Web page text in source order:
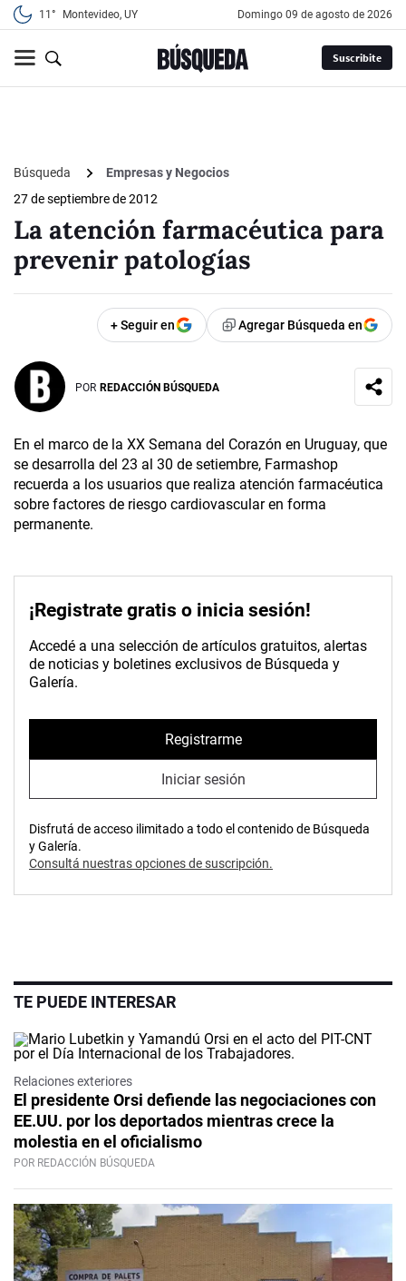
11° Montevideo, UY domingo 09 de agosto de 2026
Suscribite
Búsqueda
Empresas y Negocios
27 de septiembre de 2012
La atención farmacéutica para
prevenir patologías
+ Seguir en Agregar Búsqueda en
POR REDACCIÓN BÚSQUEDA
En el marco de la XX Semana del Corazón en Uruguay, que
se desarrolla del 23 al 30 de setiembre, Farmashop
recuerda a los usuarios que realiza atención farmacéutica
sobre factores de riesgo cardiovascular en forma
permanente.
¡Registrate gratis o inicia sesión!
Accedé a una selección de artículos gratuitos, alertas
de noticias y boletines exclusivos de Búsqueda y
Galería.
Registrarme
Iniciar sesión
Disfrutá de acceso ilimitado a todo el contenido de Búsqueda
y Galería.
Consultá nuestras opciones de suscripción.
TE PUEDE INTERESAR
Relaciones exteriores
El presidente Orsi defiende las negociaciones con
EE.UU. por los deportados mientras crece la
molestia en el oficialismo
POR REDACCIÓN BÚSQUEDA